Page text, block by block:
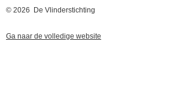
© 2026 De Vlinderstichting
Ga naar de volledige website